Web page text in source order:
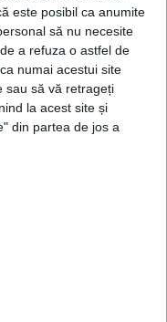
este posibil ca anumite
să nu necesite
a refuza o astfel de
numai acestui site
sau să vă retrageți
la acest site și
din partea de jos a